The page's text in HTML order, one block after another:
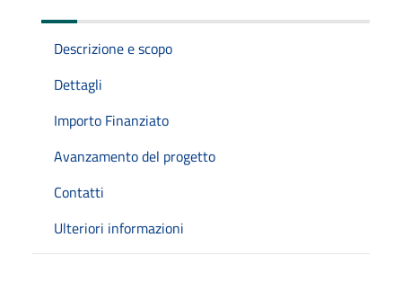
Descrizione e scopo
Dettagli
Importo Finanziato
Avanzamento del progetto
Contatti
Ulteriori informazioni